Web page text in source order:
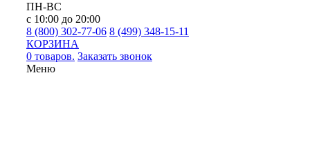
ПН-ВС
с 10:00 до 20:00
8 (800) 302-77-06 8 (499) 348-15-11
КОРЗИНА
0 товаров. Заказать звонок
Меню